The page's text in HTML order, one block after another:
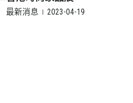
最新消息 2023-04-19